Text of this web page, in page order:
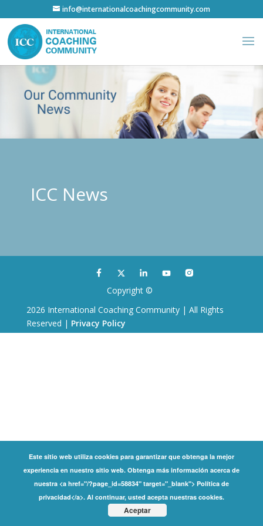
info@internationalcoachingcommunity.com
ICC News
Copyright ©
2026 International Coaching Community | All Rights
Reserved | Privacy Policy
Este sitio web utiliza cookies para garantizar que obtenga la mejor
experiencia en nuestro sitio web. Obtenga más información acerca de
nuestra <a href="/?page_id=58834" target="_blank"> Política de
privacidad</a>. Al continuar, usted acepta nuestras cookies.
Aceptar